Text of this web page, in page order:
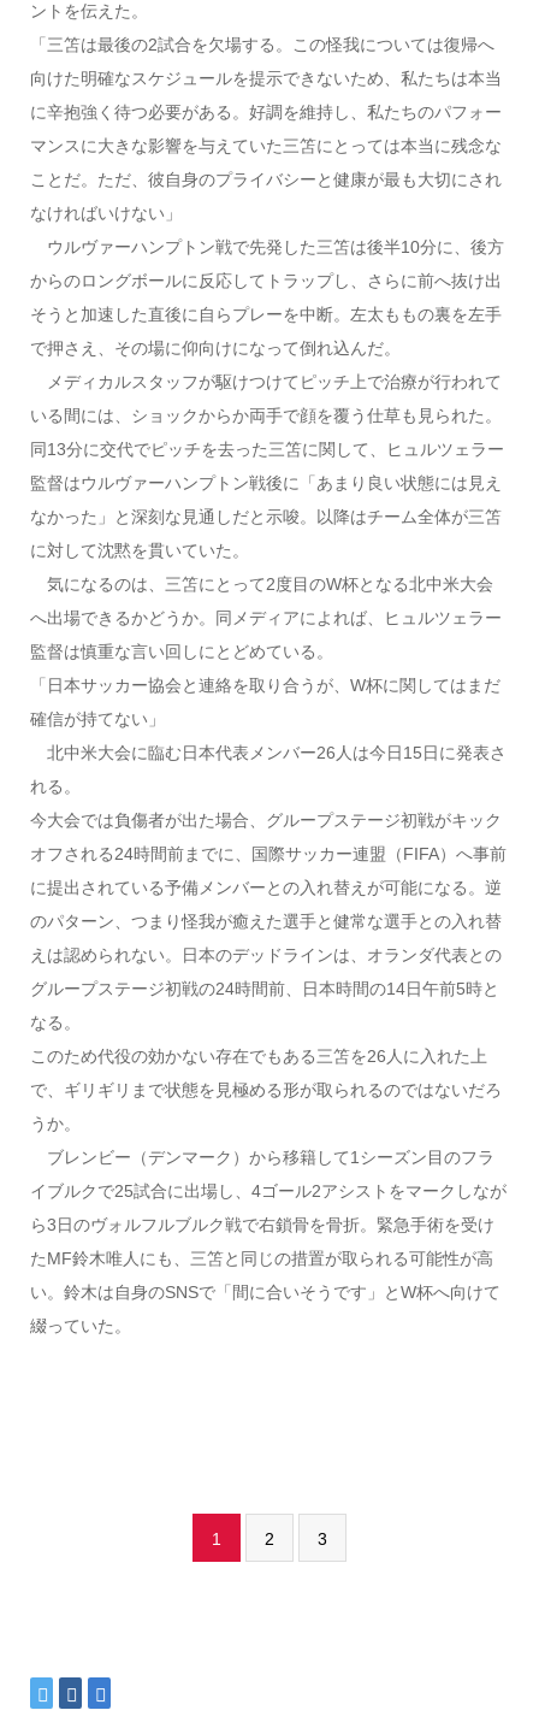
ントを伝えた。
「三笘は最後の2試合を欠場する。この怪我については復帰へ
向けた明確なスケジュールを提示できないため、私たちは本当
に辛抱強く待つ必要がある。好調を維持し、私たちのパフォー
マンスに大きな影響を与えていた三笘にとっては本当に残念な
ことだ。ただ、彼自身のプライバシーと健康が最も大切にされ
なければいけない」
ウルヴァーハンプトン戦で先発した三笘は後半10分に、後方
からのロングボールに反応してトラップし、さらに前へ抜け出
そうと加速した直後に自らプレーを中断。左太ももの裏を左手
で押さえ、その場に仰向けになって倒れ込んだ。
メディカルスタッフが駆けつけてピッチ上で治療が行われて
いる間には、ショックからか両手で顔を覆う仕草も見られた。
同13分に交代でピッチを去った三笘に関して、ヒュルツェラー
監督はウルヴァーハンプトン戦後に「あまり良い状態には見え
なかった」と深刻な見通しだと示唆。以降はチーム全体が三笘
に対して沈黙を貫いていた。
気になるのは、三笘にとって2度目のW杯となる北中米大会
へ出場できるかどうか。同メディアによれば、ヒュルツェラー
監督は慎重な言い回しにとどめている。
「日本サッカー協会と連絡を取り合うが、W杯に関してはまだ
確信が持てない」
北中米大会に臨む日本代表メンバー26人は今日15日に発表さ
れる。
今大会では負傷者が出た場合、グループステージ初戦がキック
オフされる24時間前までに、国際サッカー連盟（FIFA）へ事前
に提出されている予備メンバーとの入れ替えが可能になる。逆
のパターン、つまり怪我が癒えた選手と健常な選手との入れ替
えは認められない。日本のデッドラインは、オランダ代表との
グループステージ初戦の24時間前、日本時間の14日午前5時と
なる。
このため代役の効かない存在でもある三笘を26人に入れた上
で、ギリギリまで状態を見極める形が取られるのではないだろ
うか。
ブレンビー（デンマーク）から移籍して1シーズン目のフラ
イブルクで25試合に出場し、4ゴール2アシストをマークしなが
ら3日のヴォルフルブルク戦で右鎖骨を骨折。緊急手術を受け
たMF鈴木唯人にも、三笘と同じの措置が取られる可能性が高
い。鈴木は自身のSNSで「間に合いそうです」とW杯へ向けて
綴っていた。
1 2 3